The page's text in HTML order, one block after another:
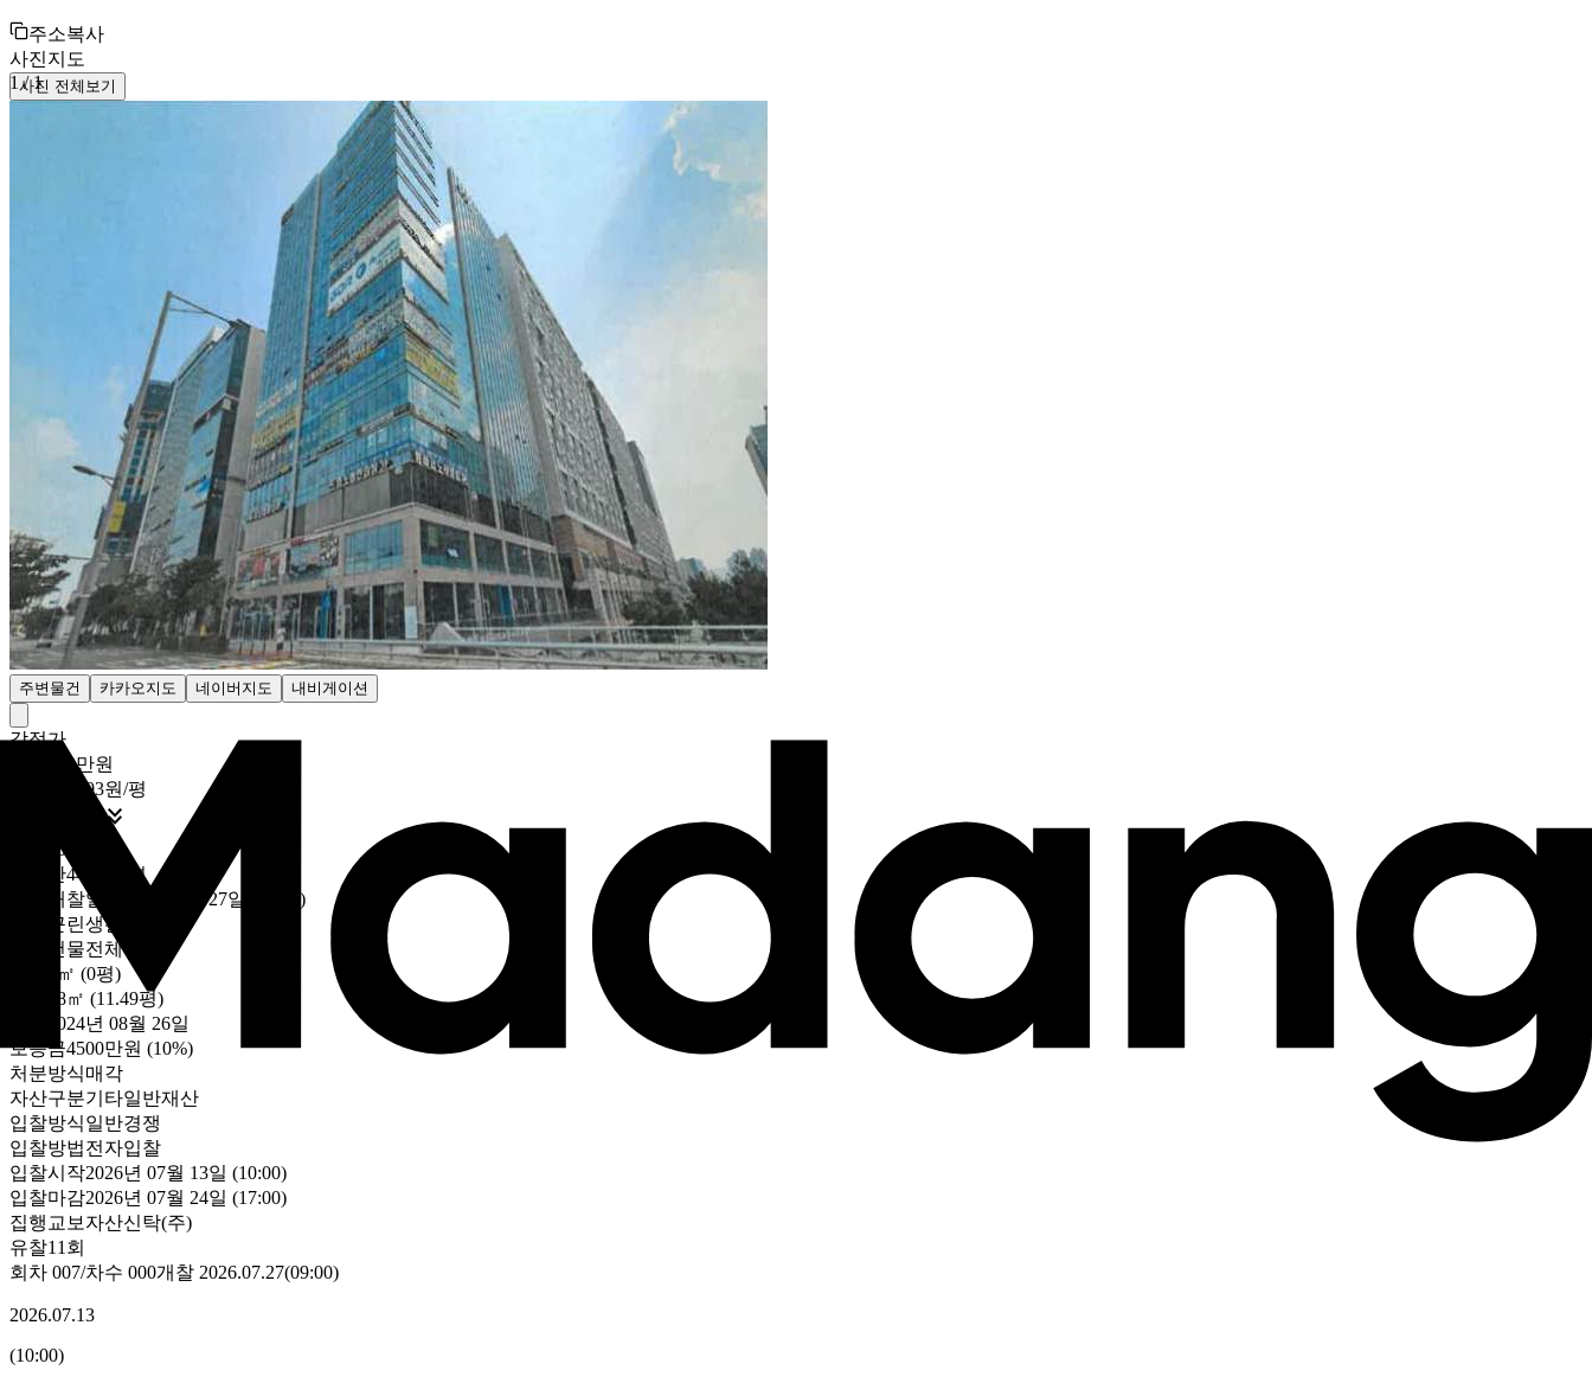
주소복사
사진지도
1 /1
사진 전체보기
주변물건 카카오지도 네이버지도 내비게이션
감정가
7억9200만원
6892만9503원/평

4억5000만원
3916만4490원/평
개찰일
2026년 07월 27일 (09:00)
근린생활시설
건물전체
0㎡ (0평)
38㎡ (11.49평)
2024년 08월 26일
보증금4500만원 (10%)
처분방식매각
자산구분기타일반재산
입찰방식일반경쟁
입찰방법전자입찰
입찰시작2026년 07월 13일 (10:00)
입찰마감2026년 07월 24일 (17:00)
집행 교보자산신탁(주)
유찰11회
회차 007/차수 000개찰 2026.07.27(09:00)
2026.07.13
(10:00)